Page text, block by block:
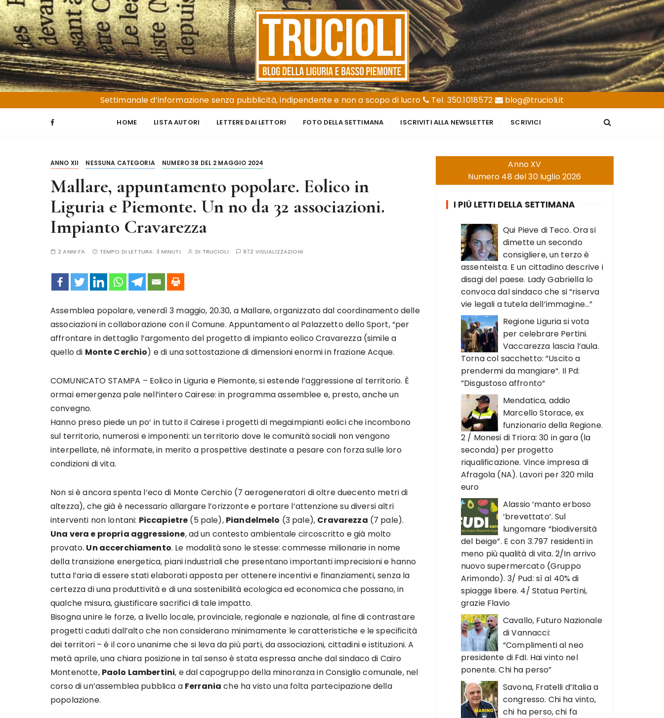
S
a
l
t
a
a
l
c
Trucioli
Liguria e Basso Piemonte
Settimanale d’informazione senza pubblicità, indipendente e non a scopo di lucro
Tel. 350.1018572 blog@trucioli.it
HOME LISTA AUTORI LETTERE DAI LETTORI FOTO DELLA SETTIMANA ISCRIVITI ALLA NEWSLETTER SCRIVICI
ANNO XII NESSUNA CATEGORIA NUMERO 38 DEL 2 MAGGIO 2024
Mallare, appuntamento popolare. Eolico in
Liguria e Piemonte. Un no da 32 associazioni.
Impianto Cravarezza
2 ANNI FA TEMPO DI LETTURA: 3 MINUTI DI TRUCIOLI 972 VISUALIZZAZIONI
Assemblea popolare, venerdì 3 maggio, 20.30, a Mallare, organizzato dal coordinamento delle
associazioni in collaborazione con il Comune. Appuntamento al Palazzetto dello Sport, “per
affrontare in dettaglio l’argomento del progetto di impianto eolico Cravarezza (simile a
quello di Monte Cerchio) e di una sottostazione di dimensioni enormi in frazione Acque.
COMUNICATO STAMPA – Eolico in Liguria e Piemonte, si estende l’aggressione al territorio. È
ormai emergenza pale nell’intero Cairese: in programma assemblee e, presto, anche un
convegno.
Hanno preso piede un po’ in tutto il Cairese i progetti di megaimpianti eolici che incombono
sul territorio, numerosi e imponenti: un territorio dove le comunità sociali non vengono
interpellate, né informate, in merito a prospettive destinate a pesare con forza sulle loro
condizioni di vita.
Non si è ancora spenta l’eco di Monte Cerchio (7 aerogeneratori di oltre duecento metri di
altezza), che già è necessario allargare l’orizzonte e portare l’attenzione su diversi altri
interventi non lontani: Piccapietre (5 pale), Piandelmelo (3 pale), Cravarezza (7 pale).
Una vera e propria aggressione, ad un contesto ambientale circoscritto e già molto
provato. Un accerchiamento. Le modalità sono le stesse: commesse milionarie in nome
della transizione energetica, piani industriali che presentano importanti imprecisioni e hanno
tutta l’aria di essere stati elaborati apposta per ottenere incentivi e finanziamenti, senza la
certezza di una produttività e di una sostenibilità ecologica ed economica che possano, in
qualche misura, giustificare sacrifici di tale impatto.
Bisogna unire le forze, a livello locale, provinciale, regionale e nazionale, al fine di contrastare
progetti caduti dall’alto che non considerano minimamente le caratteristiche e le specificità
dei territori – è il coro unanime che si leva da più parti, da associazioni, cittadini e istituzioni. A
metà aprile, una chiara posizione in tal senso è stata espressa anche dal sindaco di Cairo
Montenotte, Paolo Lambertini, e dal capogruppo della minoranza in Consiglio comunale, nel
corso di un’assemblea pubblica a Ferrania che ha visto una folta partecipazione della
popolazione.
Anno XV
Numero 48 del 30 luglio 2026
I PIÙ LETTI DELLA SETTIMANA
Qui Pieve di Teco. Ora si
dimette un secondo
consigliere, un terzo è
assenteista. E un cittadino descrive i
disagi del paese. Lady Gabriella lo
convoca dal sindaco che si “riserva
vie legali a tutela dell’immagine…”
Regione Liguria si vota
per celebrare Pertini.
Vaccarezza lascia l’aula.
Torna col sacchetto: ”Uscito a
prendermi da mangiare“. Il Pd:
”Disgustoso affronto“
Mendatica, addio
Marcello Storace, ex
funzionario della Regione.
2 / Monesi di Triora: 30 in gara (la
seconda) per progetto
riqualificazione. Vince impresa di
Afragola (NA). Lavori per 320 mila
euro
Alassio ‘manto erboso
‘brevettato’. Sul
lungomare “biodiversità
del beige”. E con 3.797 residenti in
meno più qualità di vita. 2/In arrivo
nuovo supermercato (Gruppo
Arimondo). 3/ Pud: sì al 40% di
spiagge libere. 4/ Statua Pertini,
grazie Flavio
Cavallo, Futuro Nazionale
di Vannacci:
“Complimenti al neo
presidente di FdI. Hai vinto nel
ponente. Chi ha perso”
Savona, Fratelli d’Italia a
congresso. Chi ha vinto,
chi ha perso, chi fa